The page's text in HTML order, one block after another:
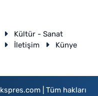
Kültür - Sanat
İletişim Künye
| Tüm hakları